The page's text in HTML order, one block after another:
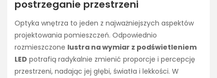
postrzeganie przestrzeni
Optyka wnętrza to jeden z najważniejszych aspektów
projektowania pomieszczeń. Odpowiednio
rozmieszczone lustra na wymiar z podświetleniem
LED potrafią radykalnie zmienić proporcje i percepcję
przestrzeni, nadając jej głębi, światła i lekkości. W